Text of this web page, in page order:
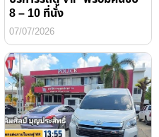
8 – 10 ที่นั่ง
07/07/2026